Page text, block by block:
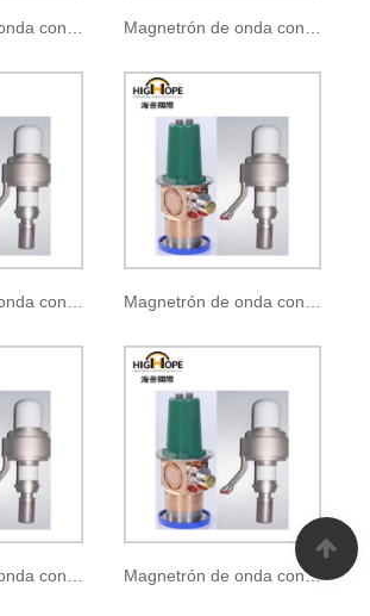
Magnetrón de onda continua CK-140B Magnetrón de onda continua CK-611
Magnetrón de onda continua CK-406